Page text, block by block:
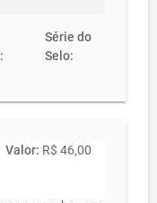
Série do
Selo:
Valor: R$ 46,00